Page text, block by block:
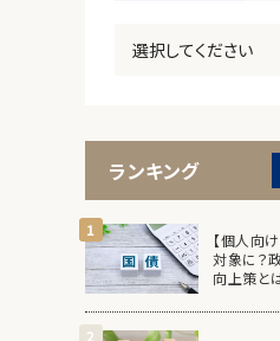
ランキング
【個人向
対象に？
向上策と